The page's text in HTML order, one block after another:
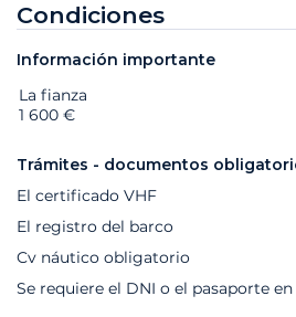
Condiciones
Información importante
Extras Estado
La fianza
1 600 €
Trámites - documentos
El certificado VHF
El registro del barco
Cv náutico obligatorio
Se requiere el DNI o el pasaporte